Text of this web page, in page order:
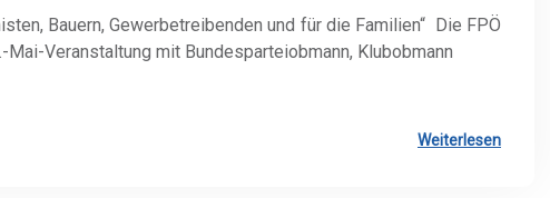
Bauern, Gewerbetreibenden und für die Familien“ Die FPÖ
Veranstaltung mit Bundesparteiobmann, Klubobmann
Weiterlesen